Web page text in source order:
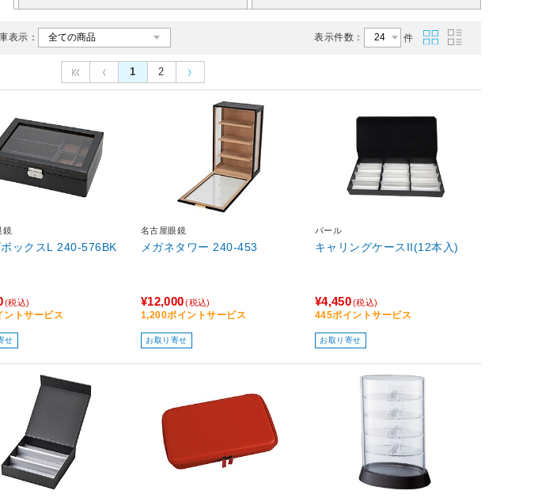
表示： 表示件数： 件
1 2
鏡
ボックスL 240-576BK
(税込)
ントサービス
せ
名古屋眼鏡
メガネタワー 240-453
¥12,000(税込)
1,200ポイントサービス
お取り寄せ
パール
キャリングケースII(12本入)
¥4,450(税込)
445ポイントサービス
お取り寄せ